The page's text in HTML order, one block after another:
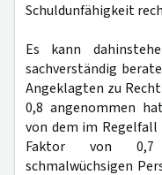
Schuldunfähigkeit
Es kann
sachverständig
Angeklagten zu
0,8 angenommen
von dem im Regelfall
Faktor von
schmalwüchsigen